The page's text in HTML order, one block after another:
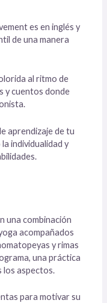
es en inglés y
de una manera
al ritmo de
y cuentos donde
aprendizaje de tu
individualidad y
una combinación
acompañados
y rimas
una práctica
los aspectos.
para motivar su